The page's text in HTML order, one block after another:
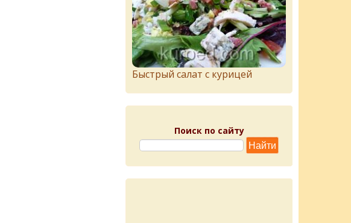
Быстрый салат с курицей
Поиск по сайту